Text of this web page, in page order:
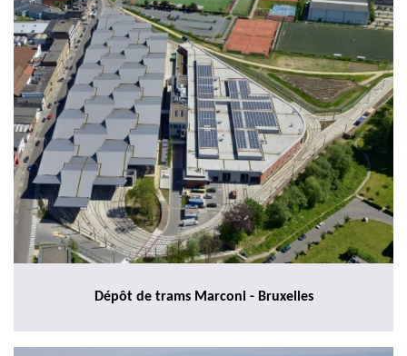
Dépôt de trams Marconi - Bruxelles